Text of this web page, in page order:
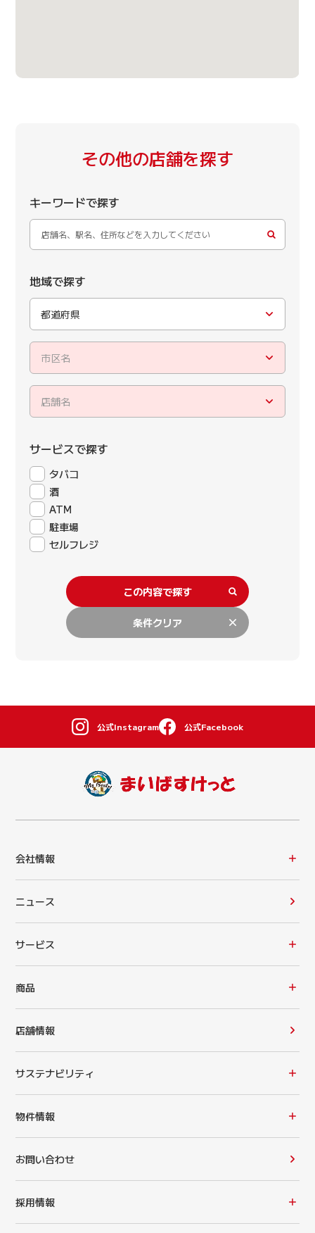
その他の店舗を探す
キーワードで探す
地域で探す
都道府県
市区名
店舗名
サービスで探す
タバコ
酒
ATM
駐車場
セルフレジ
この内容で探す
条件クリア
公式Instagram 公式Facebook
会社情報
ニュース
サービス
商品
店舗情報
サステナビリティ
物件情報
お問い合わせ
採用情報